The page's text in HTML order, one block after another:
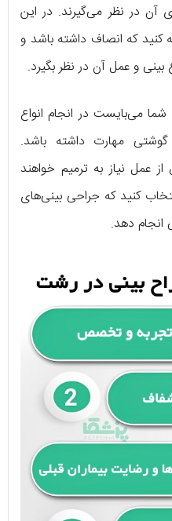
آن در نظر می‌گیرند. در این
کنید که انصاف داشته باشد و
و عمل آن در نظر بگیرد.
می‌بایست در انجام انواع
مهارت داشته باشد.
عمل نیاز به ترمیم خواهند
کنید که جراحی بینی‌های
انجام دهد.